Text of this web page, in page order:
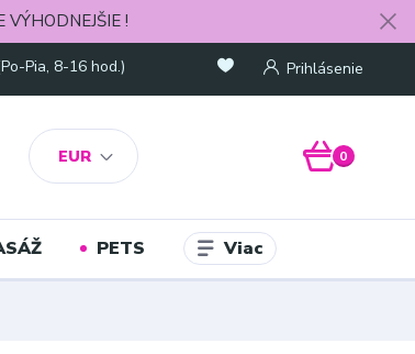
!
EUR
Prihlásenie
Pia, 8-16 hod.)
0
PETS Viac